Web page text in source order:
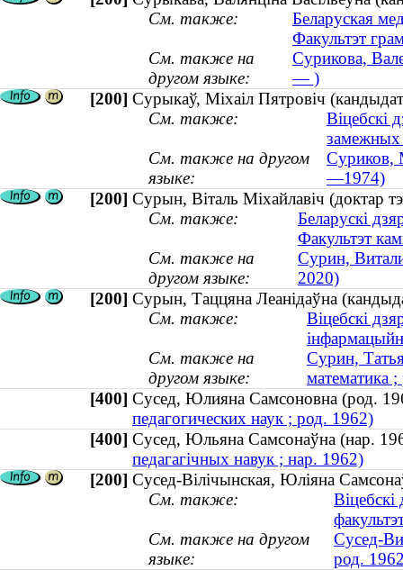
См. также:
Беларуская
Факультэт
См. также на
другом языке:
Сурикова,
— )
[200] Сурыкаў, Міхаіл Пятровіч
См. также:
Віцебскі
замежных
См. также на другом
языке:
Суриков,
—1974)
[200] Сурын, Віталь Міхайлавіч (доктар
См. также:
Беларускі
Факультэт
См. также на
другом языке:
Сурин,
2020)
[200] Сурын, Таццяна Леанідаўна
См. также:
Віцебскі
См. также на
другом языке:
Сурин,
математика
[400] Сусед, Юлияна Самсоновна (род.
педагогических наук ; род. 1962)
[400] Сусед, Юльяна Самсонаўна (нар.
педагагічных навук ; нар. 1962)
[200] Сусед-Вілічынская, Юліяна
См. также:
См. также на другом
языке:
Сусед-
род.